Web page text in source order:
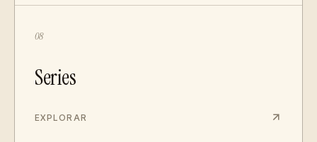
08
Series
EXPLORAR